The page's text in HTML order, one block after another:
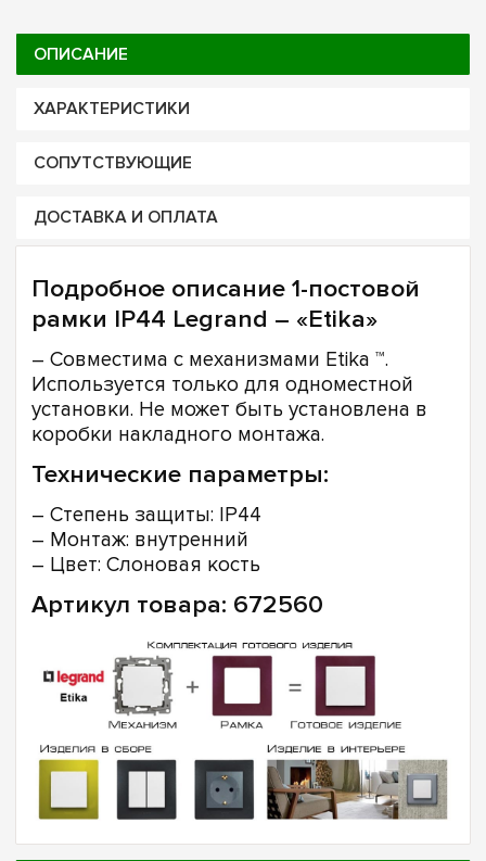
ОПИСАНИЕ
ХАРАКТЕРИСТИКИ
СОПУТСТВУЮЩИЕ
ДОСТАВКА И ОПЛАТА
Подробное описание 1-постовой
рамки IP44 Legrand – «Etika»
– Совместима с механизмами Etika ™.
Используется только для одноместной
установки. Не может быть установлена в
коробки накладного монтажа.
Технические параметры:
– Степень защиты: IP44
– Монтаж: внутренний
– Цвет: Слоновая кость
Артикул товара: 672560